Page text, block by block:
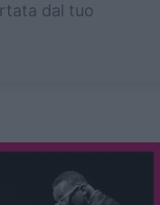
dal tuo